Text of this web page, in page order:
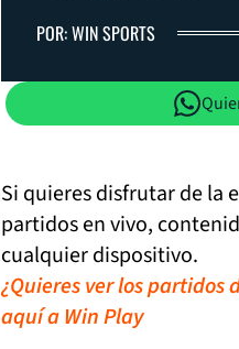
POR: WIN SPORTS
Si quieres disfrutar de la
partidos en vivo,
cualquier dispositivo.
¿Quieres ver los
aquí a Win Play